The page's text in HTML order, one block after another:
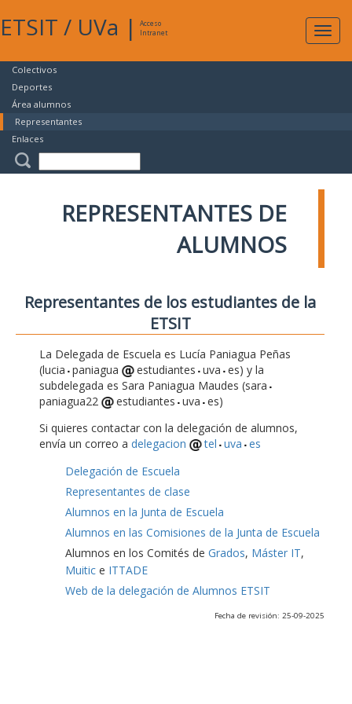
ETSIT / UVa |
Acceso
Intranet
Colectivos
Deportes
Área alumnos
Representantes
Enlaces
REPRESENTANTES DE
ALUMNOS
Representantes de los estudiantes de la
ETSIT
La Delegada de Escuela es Lucía Paniagua Peñas
(lucia paniagua estudiantes uva es) y la
subdelegada es Sara Paniagua Maudes (sara
paniagua22
estudiantes uva es)
Si quieres contactar con la delegación de alumnos,
envía un correo a delegacion tel uva es
Delegación de Escuela
Representantes de clase
Alumnos en la Junta de Escuela
Alumnos en las Comisiones de la Junta de Escuela
Alumnos en los Comités de Grados, Máster IT,
Muitic e ITTADE
Web de la delegación de Alumnos ETSIT
Fecha de revisión: 25-09-2025